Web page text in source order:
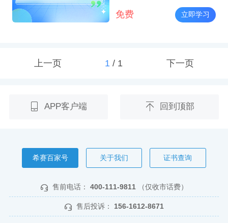
免费 立即学习
上一页 1/ 1 下一页
APP客户端 回到顶部
希赛百家号 关于我们 证书查询
售前电话： 400-111-9811 （仅收市话费）
售后投诉： 156-1612-8671